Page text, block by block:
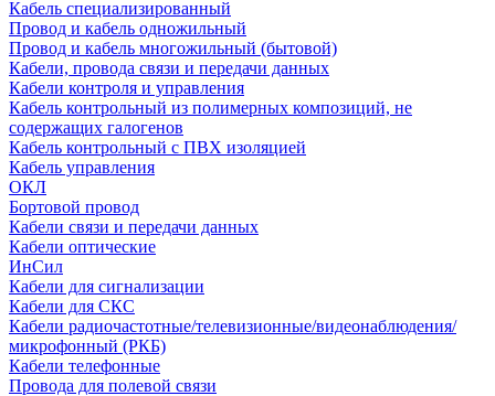
Кабель специализированный
Провод и кабель одножильный
Провод и кабель многожильный (бытовой)
Кабели, провода связи и передачи данных
Кабели контроля и управления
Кабель контрольный из полимерных композиций, не
содержащих галогенов
Кабель контрольный с ПВХ изоляцией
Кабель управления
ОКЛ
Бортовой провод
Кабели связи и передачи данных
Кабели оптические
ИнСил
Кабели для сигнализации
Кабели для СКС
Кабели радиочастотные/телевизионные/видеонаблюдения/
микрофонный (РКБ)
Кабели телефонные
Провода для полевой связи